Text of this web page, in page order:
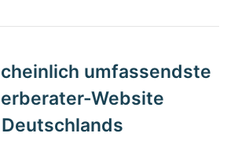
umfassendste
Website
Deutschlands